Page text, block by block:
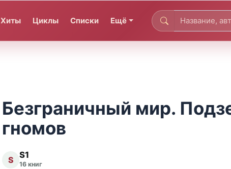
Хиты Циклы Списки Ещё
Безграничный мир.
гномов
S S1
16 книг